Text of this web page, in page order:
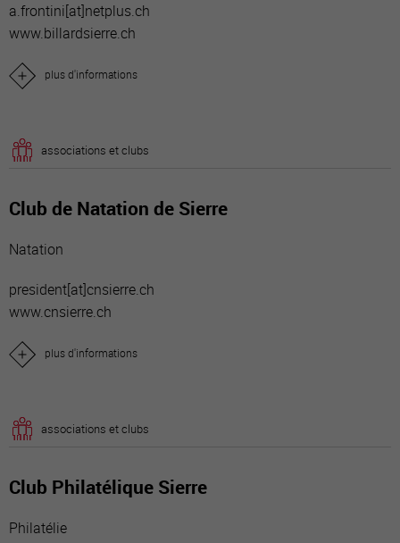
a.frontini[at]netplus.ch
www.billardsierre.ch
plus d'informations
associations et clubs
Club de Natation de Sierre
Natation
president[at]cnsierre.ch
www.cnsierre.ch
plus d'informations
associations et clubs
Club Philatélique Sierre
Philatélie